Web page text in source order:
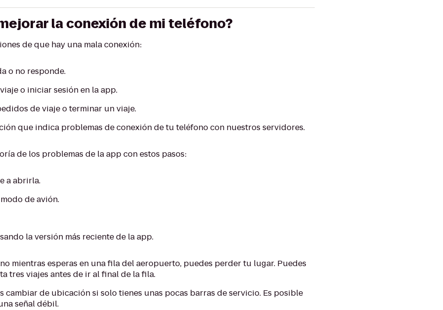
la conexión de mi teléfono?
de que hay una mala conexión:
o no responde.
o iniciar sesión en la app.
de viaje o terminar un viaje.
que indica problemas de conexión de tu teléfono con nuestros servidores.
de los problemas de la app con estos pasos:
a abrirla.
de avión.
la versión más reciente de la app.
mientras esperas en una fila del aeropuerto, puedes perder tu lugar. Puedes
tres viajes antes de ir al final de la fila.
cambiar de ubicación si solo tienes unas pocas barras de servicio. Es posible
señal débil.